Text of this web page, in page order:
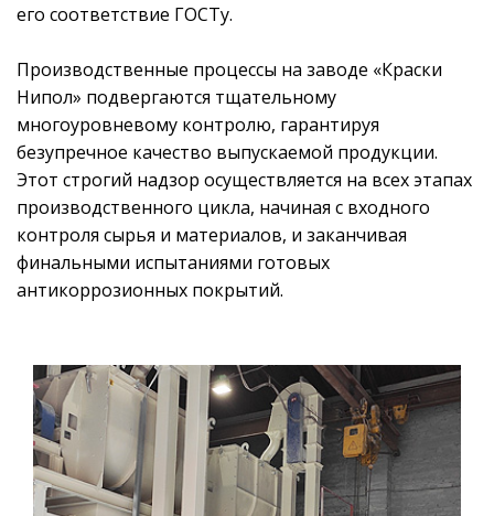
его соответствие ГОСТу.
Производственные процессы на заводе «Краски
Нипол» подвергаются тщательному
многоуровневому контролю, гарантируя
безупречное качество выпускаемой продукции.
Этот строгий надзор осуществляется на всех этапах
производственного цикла, начиная с входного
контроля сырья и материалов, и заканчивая
финальными испытаниями готовых
антикоррозионных покрытий.